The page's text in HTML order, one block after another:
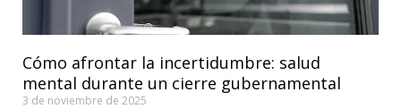
Cómo afrontar la incertidumbre: salud
mental durante un cierre gubernamental
3 de noviembre de 2025